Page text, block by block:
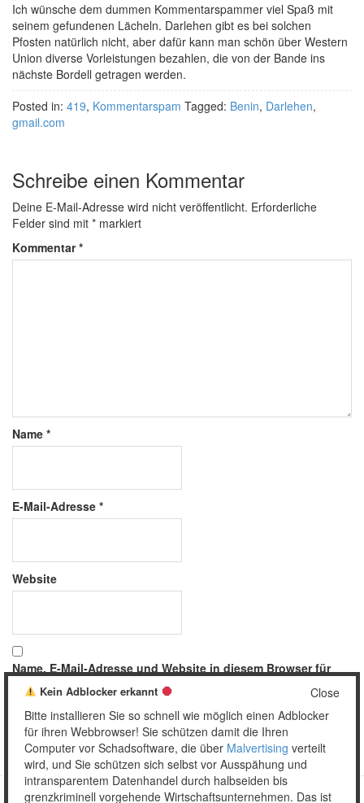
Ich wünsche dem dummen Kommentarspammer viel Spaß mit
seinem gefundenen Lächeln. Darlehen gibt es bei solchen
Pfosten natürlich nicht, aber dafür kann man schön über Western
Union diverse Vorleistungen bezahlen, die von der Bande ins
nächste Bordell getragen werden.
Posted in: 419, Kommentarspam Tagged: Benin, Darlehen,
gmail.com
Schreibe einen Kommentar
Deine E-Mail-Adresse wird nicht veröffentlicht. Erforderliche
Felder sind mit * markiert
Kommentar*
Name *
E-Mail-Adresse *
Website
Name, E-Mail-Adresse und Website in diesem Browser für
meinen nächsten Kommentar speichern.
Close
Kein Adblocker erkannt
Bitte installieren Sie so schnell wie möglich einen Adblocker
für ihren Webbrowser! Sie schützen damit die Ihren
Computer vor Schadsoftware, die über Malvertising verteilt
wird, und Sie schützen sich selbst vor Ausspähung und
intransparentem Datenhandel durch halbseiden bis
grenzkriminell vorgehende Wirtschaftsunternehmen. Das ist